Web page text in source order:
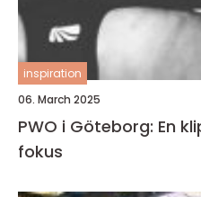
inspiration
06. March 2025
PWO i Göteborg: En
fokus